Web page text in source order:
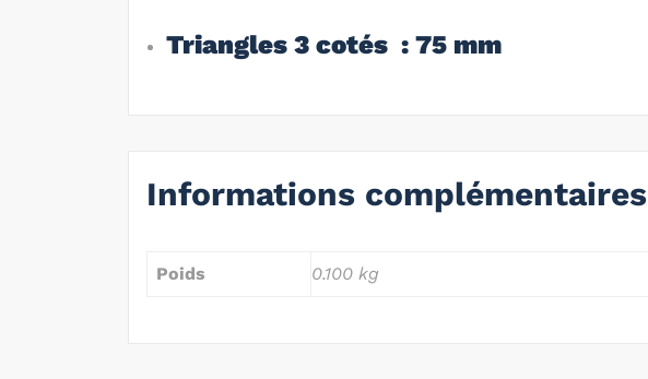
Triangles 3 cotés : 75 mm
Informations complémentaires
Poids 0.100 kg